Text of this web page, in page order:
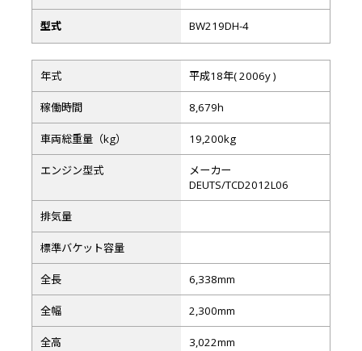
型式 BW219DH-4
年式 平成18年( 2006y )
稼働時間 8,679h
車両総重量（kg） 19,200kg
エンジン型式
メーカー
DEUTS/TCD2012L06
排気量
標準バケット容量
全長 6,338mm
全幅 2,300mm
全高 3,022mm